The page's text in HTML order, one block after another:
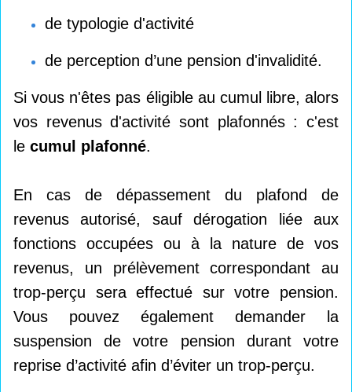
de typologie d'activité
de perception d’une pension d'invalidité.
Si vous n'êtes pas éligible au cumul libre, alors
vos revenus d'activité sont plafonnés : c'est
le cumul plafonné.
En cas de dépassement du plafond de
revenus autorisé, sauf dérogation liée aux
fonctions occupées ou à la nature de vos
revenus, un prélèvement correspondant au
trop-perçu sera effectué sur votre pension.
Vous pouvez également demander la
suspension de votre pension durant votre
reprise d’activité afin d’éviter un trop-perçu.